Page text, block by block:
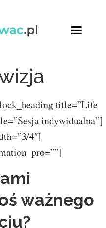
title=”Life
indywidualna”]
4″]
ważnego